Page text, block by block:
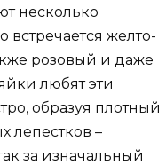
несколько
встречается желто-
розовый и даже
любят эти
образуя плотный
лепестков –
за изначальный